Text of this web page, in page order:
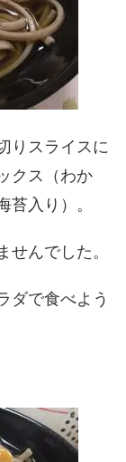
りスライスに
クス（わか
入り）。
んでした。
ダで食べよう